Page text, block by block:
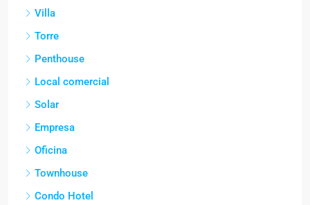
Villa
Torre
Penthouse
Local comercial
Solar
Empresa
Oficina
Townhouse
Condo Hotel